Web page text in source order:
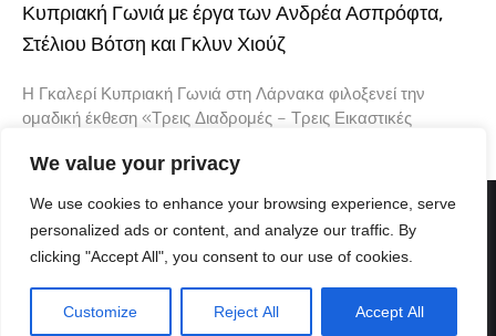
We value your privacy
We use cookies to enhance your browsing experience, serve
personalized ads or content, and analyze our traffic. By
clicking "Accept All", you consent to our use of cookies.
Customize Reject All Accept All
Κυπριακή Γωνιά με έργα των Ανδρέα Ασπρόφτα,
Στέλιου Βότση και Γκλυν Χιούζ
Η Γκαλερί Κυπριακή Γωνιά στη Λάρνακα φιλοξενεί την
ομαδική έκθεση «Τρεις Διαδρομές – Τρεις Εικαστικές
κοντά τρεις δημιουργούς με διαφορετική καλλιτεχνική